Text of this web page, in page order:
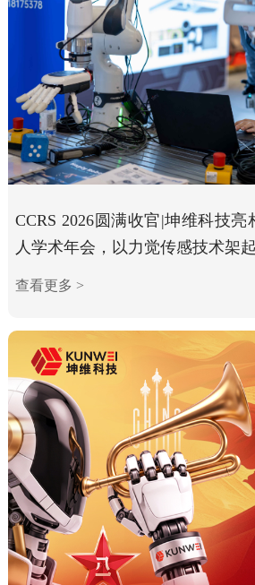
CCRS 2026圆满收官|坤维科技
人学术年会，以力觉传感技术架
查看更多 >